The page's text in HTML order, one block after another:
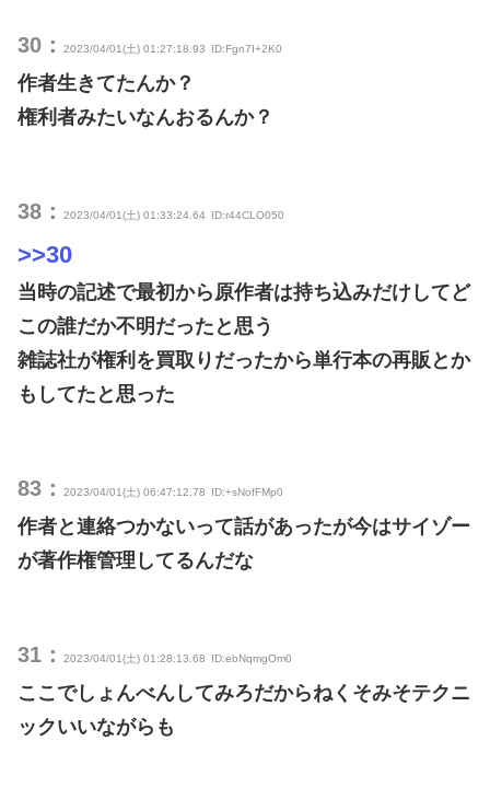
30： 2023/04/01(土) 01:27:18.93 ID:Fgn7I+2K0
作者生きてたんか？
権利者みたいなんおるんか？
38： 2023/04/01(土) 01:33:24.64 ID:r44CLO050
>>30
当時の記述で最初から原作者は持ち込みだけしてど
この誰だか不明だったと思う
雑誌社が権利を買取りだったから単行本の再販とか
もしてたと思った
83： 2023/04/01(土) 06:47:12.78 ID:+sNofFMp0
作者と連絡つかないって話があったが今はサイゾー
が著作権管理してるんだな
31： 2023/04/01(土) 01:28:13.68 ID:ebNqmgOm0
ここでしょんべんしてみろだからねくそみそテクニ
ックいいながらも